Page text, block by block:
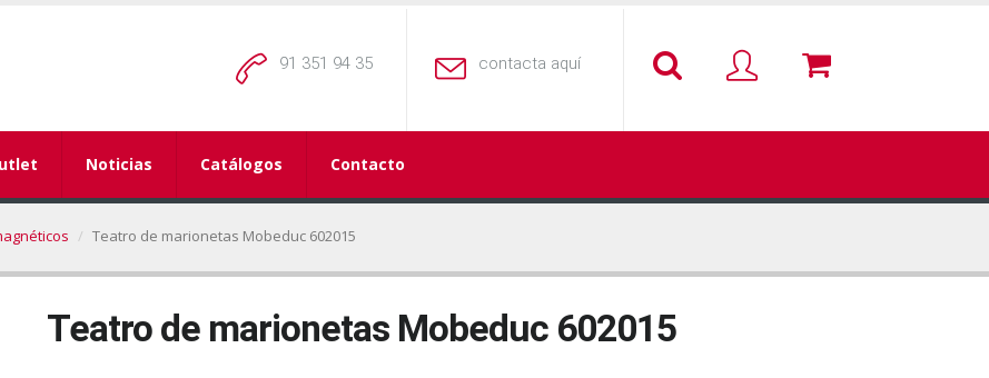
91 351 94 35 contacta aquí
Noticias Catálogos Contacto
Teatro de marionetas Mobeduc 602015
Teatro de marionetas Mobeduc 602015